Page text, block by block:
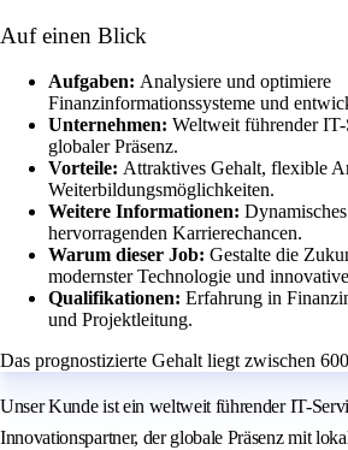
Auf einen Blick
Aufgaben: Analysiere und optimiere
Finanzinformationssysteme und
Unternehmen: Weltweit führender
globaler Präsenz.
Vorteile: Attraktives Gehalt, flexible
Weiterbildungsmöglichkeiten.
Weitere Informationen:
hervorragenden Karrierechancen.
Warum dieser Job: Gestalte die
modernster Technologie und
Qualifikationen: Erfahrung in
und Projektleitung.
Das prognostizierte Gehalt liegt zwischen
Unser Kunde ist ein weltweit führender IT-
Innovationspartner, der globale Präsenz mit